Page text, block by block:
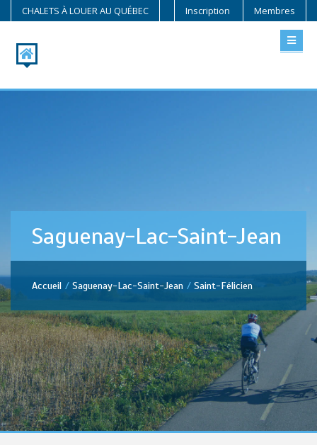
CHALETS À LOUER AU QUÉBEC Inscription Membres
Saguenay-Lac-Saint-Jean
Accueil Saguenay-Lac-Saint-Jean Saint-Félicien